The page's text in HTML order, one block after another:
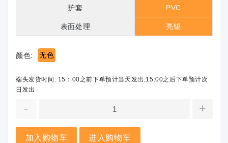
护套 PVC
表面处理 亮锡
颜色: 无色
端头发货时间: 15：00之前下单预计当天发出,15:00之后下单预计次
日发出
- +
加入购物车 进入购物车